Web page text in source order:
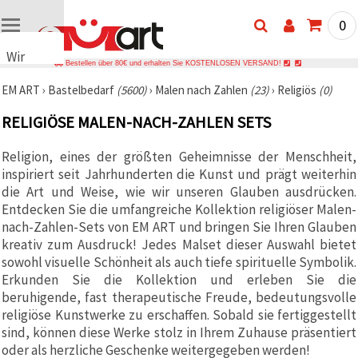
Wir
Cookies
verwenden
und
ähnliche
Technologien,
um das
ordnungsgemäße
Funktionieren
der Website
sicherzustellen,
Nutzungserlebnis
zu
verbessern
und, mit
Ihrer
Einwilligung,
den
0
Bestellen über 80€ und erhalten Sie KOSTENLOSEN VERSAND!
EM ART › Bastelbedarf (5600)› Malen nach Zahlen (23)› Religiös (0)
RELIGIÖSE MALEN-NACH-ZAHLEN SETS
Religion, eines der größten Geheimnisse der Menschheit,
inspiriert seit Jahrhunderten die Kunst und prägt weiterhin
die Art und Weise, wie wir unseren Glauben ausdrücken.
Entdecken Sie die umfangreiche Kollektion religiöser Malen-
nach-Zahlen-Sets von EM ART und bringen Sie Ihren Glauben
kreativ zum Ausdruck! Jedes Malset dieser Auswahl bietet
sowohl visuelle Schönheit als auch tiefe spirituelle Symbolik.
Erkunden Sie die Kollektion und erleben Sie die
beruhigende, fast therapeutische Freude, bedeutungsvolle
religiöse Kunstwerke zu erschaffen. Sobald sie fertiggestellt
sind, können diese Werke stolz in Ihrem Zuhause präsentiert
oder als herzliche Geschenke weitergegeben werden!